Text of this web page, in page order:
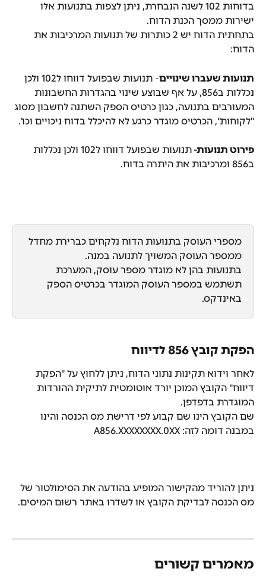
בדוחות 102 לשנה הנבחרת, ניתן לצפות בתנועות אלו
ישירות ממסך הכנת הדוח.
בתחתית הדוח יש 2 כותרות של תנועות המרכיבות את
הדוח:
תנועות שעברו שינויים
- תנועות שבפועל דווחו ל102 ולכן
נכללות ב856, על אף שבוצע שינוי בהגדרות החשבונות
המעורבים בתנועה, כגון כרטיס הספק השתנה לחשבון מסוג
"לקוחות", הכרטיס מוגדר כרגע לא להיכלל בדוח ניכויים וכו'.
פירוט תנועות-
תנועות שבפועל דווחו ל102 ולכן נכללות
ב856 ומרכיבות את היתרה בדוח.
מספרי העוסק בתנועות הדוח נלקחים כברירת מחדל
ממספר העוסק המשויך לתנועה במנה.
בתנועות בהן לא מוגדר מספר עוסק, המערכת
תשתמש במספר העוסק המוגדר בכרטיס הספק
באינדקס.
הפקת קובץ 856 לדיווח
לאחר וידוא תקינות נתוני הדוח, ניתן ללחוץ על "הפקת
דיווח" הקובץ המוכן יורד אוטומטית לתיקית ההורדות
המוגדרת בדפדפן.
שם הקובץ הינו שם קבוע לפי דרישת מס הכנסה והינו
במבנה דומה לזה: A856.XXXXXXXX.0XX
ניתן להוריד מהקישור המופיע בהודעה את הסימולטור של
מס הכנסה לבדיקת הקובץ או לשדרו באתר רשום המיסים.
מאמרים קשורים